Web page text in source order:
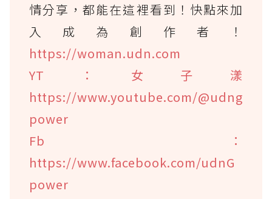
情分享，都能在這裡看到！快點來加
入成為創作者！
https://woman.udn.com
YT：女子漾
https://www.youtube.com/@udng
power
Fb：
https://www.facebook.com/udnG
power